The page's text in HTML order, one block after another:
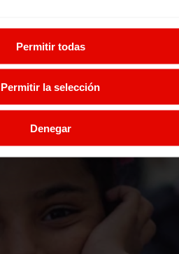
Permitir todas
Permitir la selección
Denegar